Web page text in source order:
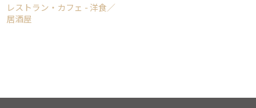
レストラン・カフェ - 洋食／
居酒屋